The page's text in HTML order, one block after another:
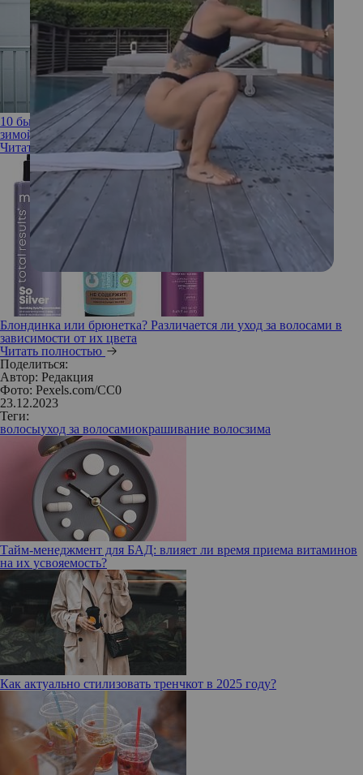
10 бьюти-средств, которыми нельзя пользоваться осенью и
зимой
Читать полностью
Блондинка или брюнетка? Различается ли уход за волосами в
зависимости от их цвета
Читать полностью
Поделиться:
Автор: Редакция
Фото: Pexels.com/CC0
23.12.2023
Теги:
волосыуход за волосамиокрашивание волосзима
Тайм-менеджмент для БАД: влияет ли время приема витаминов
на их усвояемость?
Как актуально стилизовать тренчкот в 2025 году?